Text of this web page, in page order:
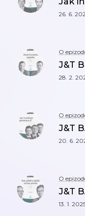
26. 6.
O
J&T
28. 2.
O
J&T
20. 6.
O
J&T
13. 1.